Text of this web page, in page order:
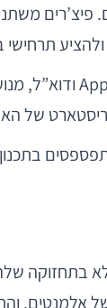
פיצ’רים
בתכנון